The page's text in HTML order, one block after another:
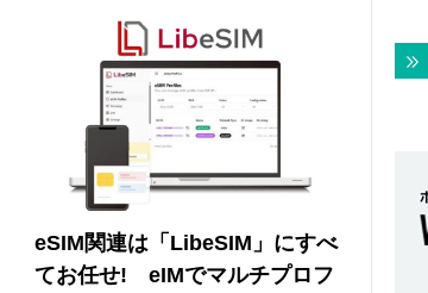
eSIM関連は「LibeSIM」にすべ
てお任せ! eIMでマルチプロフ